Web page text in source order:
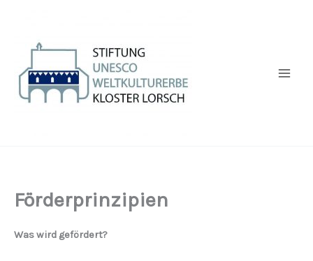
springen
Förderprinzipien
Was wird gefördert?